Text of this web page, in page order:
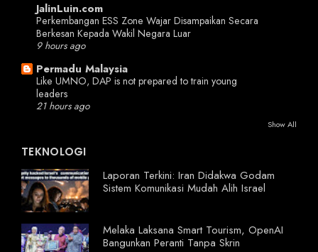
JalinLuin.com
Perkembangan ESS Zone Wajar Disampaikan Secara
Berkesan Kepada Wakil Negara Luar
9 hours ago
Permadu Malaysia
Like UMNO, DAP is not prepared to train young
leaders
21 hours ago
Show All
TEKNOLOGI
Laporan Terkini: Iran Didakwa Godam
Sistem Komunikasi Mudah Alih Israel
Melaka Laksana Smart Tourism, OpenAI
Bangunkan Peranti Tanpa Skrin